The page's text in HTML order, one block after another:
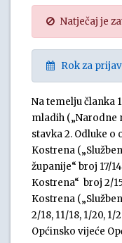
Natječaj je
Rok za
Na temelju članka
mladih („Narodne
stavka 2. Odluke o
Kostrena
županije“ broj 17/
Kostrena“ broj 2/
Kostrena
2/18, 11/18, 1/20,
Općinsko vijeće